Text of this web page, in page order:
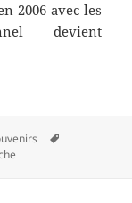
2006 avec les
devient